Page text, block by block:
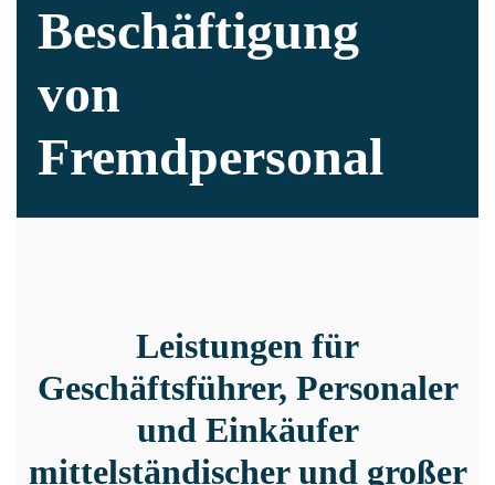
Beschäftigung
von
Fremdpersonal
Leistungen für
Geschäftsführer, Personaler
und Einkäufer
mittelständischer und großer